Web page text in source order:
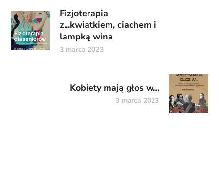
Fizjoterapia
z...kwiatkiem, ciachem i
lampką wina
3 marca 2023
Kobiety mają głos w…
3 marca 2023